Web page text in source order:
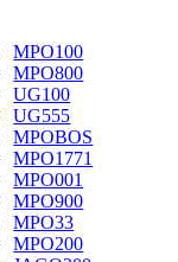
MPO100
MPO800
UG100
UG555
MPOBOS
MPO1771
MPO001
MPO900
MPO33
MPO200